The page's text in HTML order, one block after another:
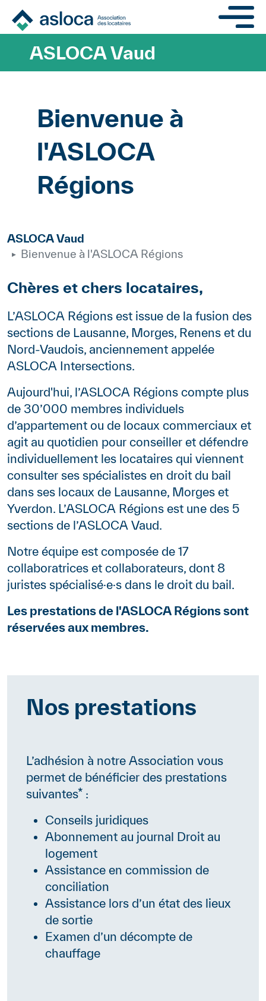
Aller au contenu
ASLOCA Vaud
Bienvenue à
l'ASLOCA
Régions
ASLOCA Vaud
Bienvenue à l'ASLOCA Régions
Corps
Chères et chers locataires,
L’ASLOCA Régions est issue de la fusion des
sections de Lausanne, Morges, Renens et du
Nord-Vaudois, anciennement appelée
ASLOCA Intersections.
Aujourd'hui, l’ASLOCA Régions compte plus
de 30’000 membres individuels
d’appartement ou de locaux commerciaux et
agit au quotidien pour conseiller et défendre
individuellement les locataires qui viennent
consulter ses spécialistes en droit du bail
dans ses locaux de Lausanne, Morges et
Yverdon. L’ASLOCA Régions est une des 5
sections de l’ASLOCA Vaud.
Notre équipe est composée de 17
collaboratrices et collaborateurs, dont 8
juristes spécialisé·e·s dans le droit du bail.
Les prestations de l'ASLOCA Régions sont
réservées aux membres.
Contenu
Nos prestations
L’adhésion à notre Association vous
permet de bénéficier des prestations
suivantes* :
Conseils juridiques
Abonnement au journal Droit au
logement
Assistance en commission de
conciliation
Assistance lors d’un état des lieux
de sortie
Examen d’un décompte de
chauffage